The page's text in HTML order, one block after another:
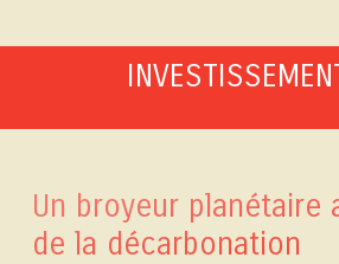
Un broyeur planétaire
de la décarbonation